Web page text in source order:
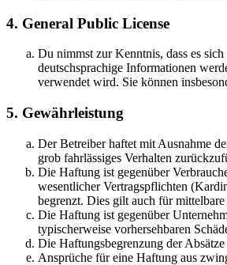
4. General Public License
Du nimmst zur Kenntnis, dass es
deutschsprachige Informationen
verwendet wird. Sie können
5. Gewährleistung
Der Betreiber haftet mit Ausnahme
grob fahrlässiges Verhalten
Die Haftung ist gegenüber
wesentlicher Vertragspflichten
begrenzt. Dies gilt auch für
Die Haftung ist gegenüber
typischerweise vorhersehbaren
Die Haftungsbegrenzung der
Ansprüche für eine Haftung aus